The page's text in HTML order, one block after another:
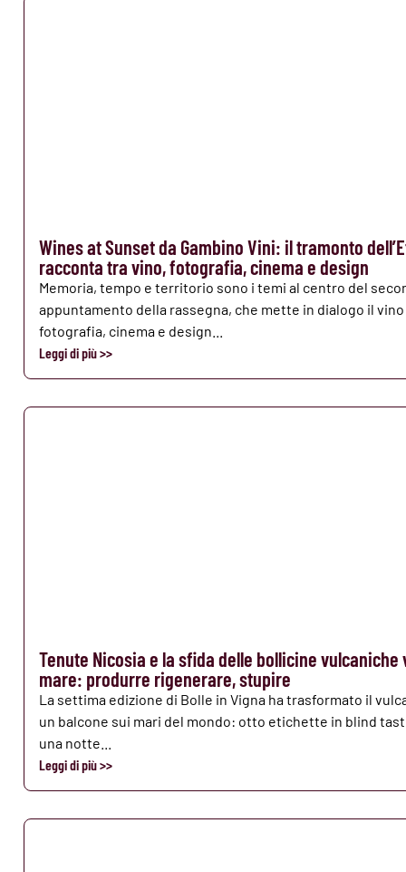
Wines at Sunset da Gambino Vini: il tramonto
racconta tra vino, fotografia, cinema e design
Memoria, tempo e territorio sono i temi al centro del
appuntamento della rassegna, che mette in dialogo il
fotografia, cinema e design...
Leggi di più >>
Tenute Nicosia e la sfida delle bollicine vulcaniche
mare: produrre rigenerare, stupire
La settima edizione di Bolle in Vigna ha trasformato il
un balcone sui mari del mondo: otto etichette in blind
una notte...
Leggi di più >>